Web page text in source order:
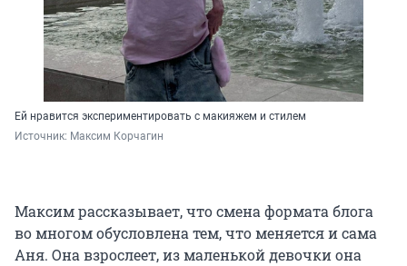
Ей нравится экспериментировать с макияжем и стилем
Источник: Максим Корчагин
Максим рассказывает, что смена формата блога
во многом обусловлена тем, что меняется и сама
Аня. Она взрослеет, из маленькой девочки она